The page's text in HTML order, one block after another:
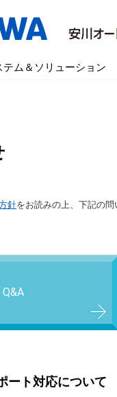
テム＆ソリューション
針をお読みの上、下記の問
Q&A
ート対応について